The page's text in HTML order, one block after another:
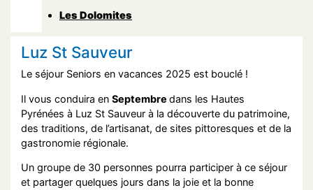
Les Dolomites
Luz St Sauveur
Le séjour Seniors en vacances 2025 est bouclé !
Il vous conduira en Septembre dans les Hautes
Pyrénées à Luz St Sauveur à la découverte du patrimoine,
des traditions, de l’artisanat, de sites pittoresques et de la
gastronomie régionale.
Un groupe de 30 personnes pourra participer à ce séjour
et partager quelques jours dans la joie et la bonne